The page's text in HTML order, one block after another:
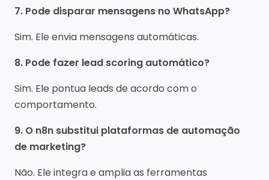
7. Pode disparar mensagens no WhatsApp?
Sim. Ele envia mensagens automáticas.
8. Pode fazer lead scoring automático?
Sim. Ele pontua leads de acordo com o
comportamento.
9. O n8n substitui plataformas de automação
de marketing?
Não. Ele integra e amplia as ferramentas